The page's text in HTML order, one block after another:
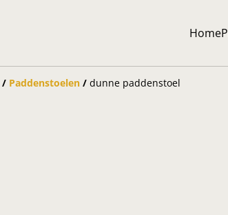
Home
/ Paddenstoelen / dunne paddenstoel